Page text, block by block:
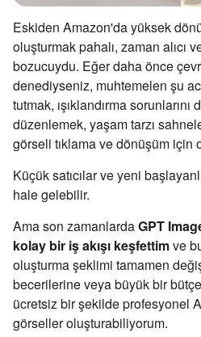
Eskiden Amazon'da yüksek
oluşturmak pahalı, zaman alıcı
bozucuydu. Eğer daha önce
denediyseniz, muhtemelen şu
tutmak, ışıklandırma
düzenlemek, yaşam tarzı
görseli tıklama ve dönüşüm için
Küçük satıcılar ve yeni
hale gelebilir.
Ama son zamanlardaGPT
kolay bir iş akışı keşfettimve
oluşturma şeklimi tamamen
becerilerine veya büyük bir
ücretsiz bir şekilde profesyonel
görseller oluşturabiliyorum.